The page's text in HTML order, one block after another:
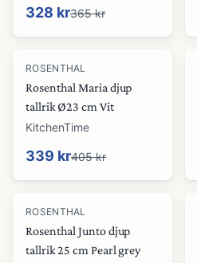
328 kr365 kr
-16%
ROSENTHAL
Rosenthal Maria djup
tallrik Ø23 cm Vit
KitchenTime
339 kr405 kr
ROSENTHAL
Rosenthal Junto djup
tallrik 25 cm Pearl grey